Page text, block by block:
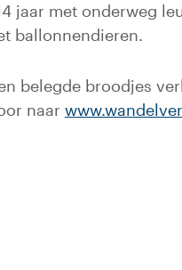
jaar met onderweg
ballonnendieren.
belegde broodjes
naar